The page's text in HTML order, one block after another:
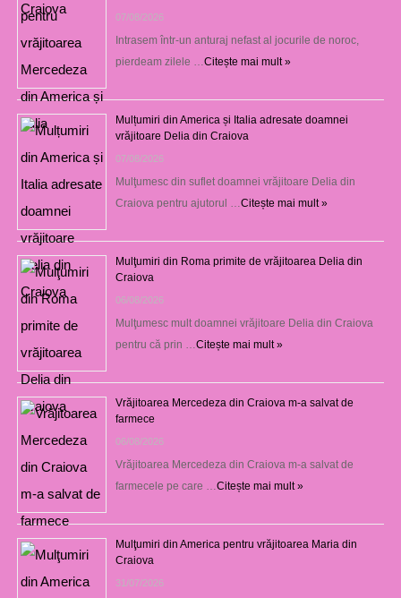
07/08/2026
Intrasem într-un anturaj nefast al jocurile de noroc,
pierdeam zilele … Citește mai mult »
Mulțumiri din America și Italia adresate doamnei
vrăjitoare Delia din Craiova
07/08/2026
Mulţumesc din suflet doamnei vrăjitoare Delia din
Craiova pentru ajutorul … Citește mai mult »
Mulţumiri din Roma primite de vrăjitoarea Delia din
Craiova
06/08/2026
Mulţumesc mult doamnei vrăjitoare Delia din Craiova
pentru că prin … Citește mai mult »
Vrăjitoarea Mercedeza din Craiova m-a salvat de
farmece
06/08/2026
Vrăjitoarea Mercedeza din Craiova m-a salvat de
farmecele pe care … Citește mai mult »
Mulţumiri din America pentru vrăjitoarea Maria din
Craiova
31/07/2026